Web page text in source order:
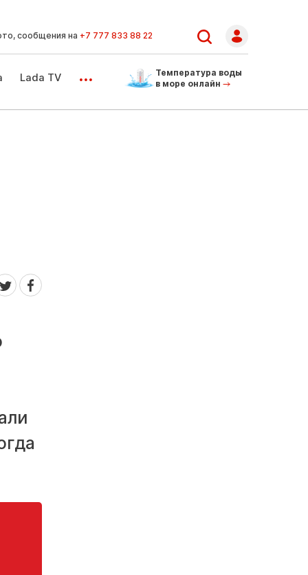
сообщения на +7 777 833 88 22
Lada TV ...
Температура воды
в море онлайн